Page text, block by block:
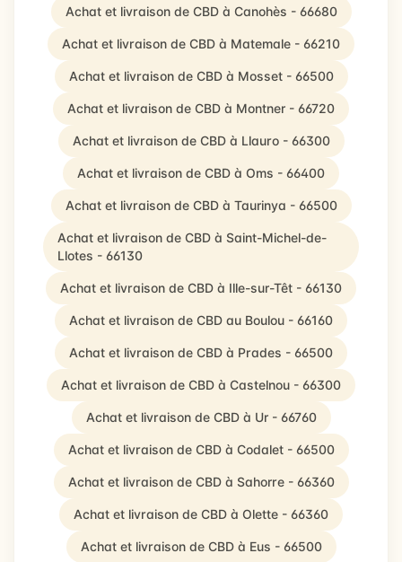
Achat et livraison de CBD à Canohès - 66680
Achat et livraison de CBD à Matemale - 66210
Achat et livraison de CBD à Mosset - 66500
Achat et livraison de CBD à Montner - 66720
Achat et livraison de CBD à Llauro - 66300
Achat et livraison de CBD à Oms - 66400
Achat et livraison de CBD à Taurinya - 66500
Achat et livraison de CBD à Saint-Michel-de-
Llotes - 66130
Achat et livraison de CBD à Ille-sur-Têt - 66130
Achat et livraison de CBD au Boulou - 66160
Achat et livraison de CBD à Prades - 66500
Achat et livraison de CBD à Castelnou - 66300
Achat et livraison de CBD à Ur - 66760
Achat et livraison de CBD à Codalet - 66500
Achat et livraison de CBD à Sahorre - 66360
Achat et livraison de CBD à Olette - 66360
Achat et livraison de CBD à Eus - 66500